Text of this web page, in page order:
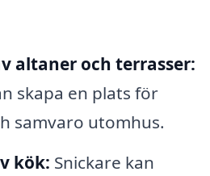
altaner och terrasser:
skapa en plats för
samvaro utomhus.
kök: Snickare kan